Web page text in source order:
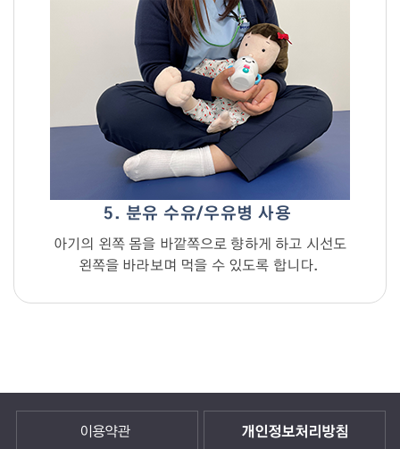
5. 분유 수유/우유병 사용
아기의 왼쪽 몸을 바깥쪽으로 향하게 하고 시선도
왼쪽을 바라보며 먹을 수 있도록 합니다.
이용약관 개인정보처리방침